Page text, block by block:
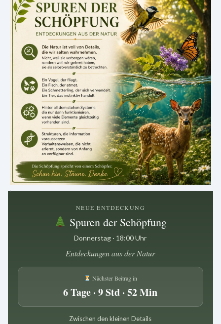
.
NEUE ENTDECKUNG
Spuren der Schöpfung
Donnerstag · 18:00 Uhr
Entdeckungen aus der Natur
Nächster Beitrag in
6 Tage · 9 Std · 52 Min
Zwischen den kleinen Details